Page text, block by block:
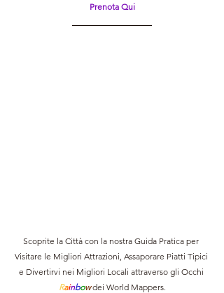
Prenota Qui
Scoprite la Città con la nostra Guida Pratica per
Visitare le Migliori Attrazioni, Assaporare Piatti Tipici
e Divertirvi nei Migliori Locali attraverso gli Occhi
Rainbow dei World Mappers.